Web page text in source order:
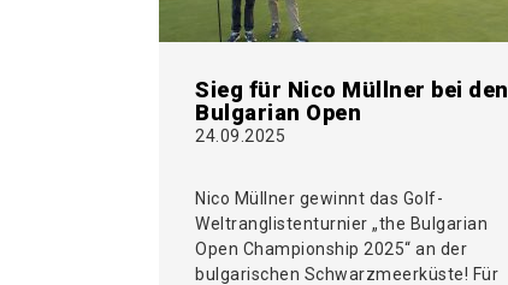
Sieg für Nico Müllner bei den
Bulgarian Open
24.09.2025
Nico Müllner gewinnt das Golf-
Weltranglistenturnier „the Bulgarian
Open Championship 2025“ an der
bulgarischen Schwarzmeerküste! Für